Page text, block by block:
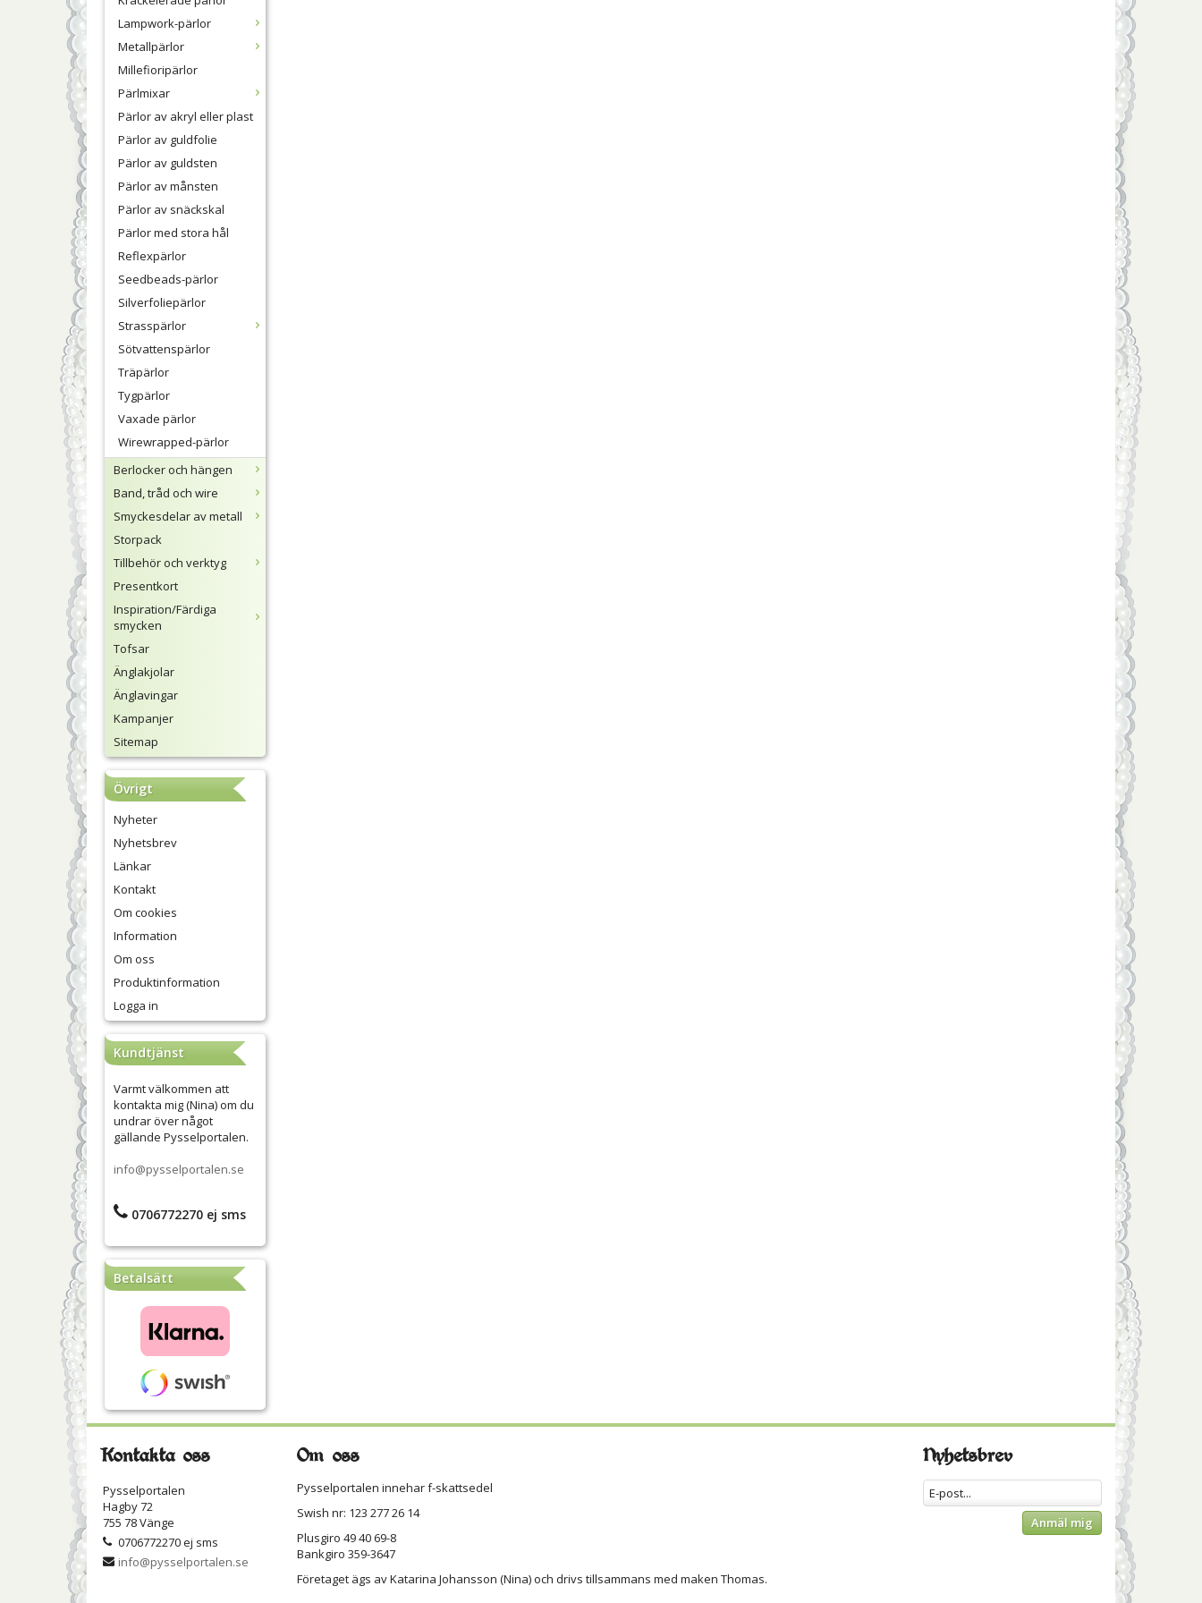
Lampwork-pärlor
Metallpärlor
Millefioripärlor
Pärlmixar
Pärlor av akryl eller plast
Pärlor av guldfolie
Pärlor av guldsten
Pärlor av månsten
Pärlor av snäckskal
Pärlor med stora hål
Reflexpärlor
Seedbeads-pärlor
Silverfoliepärlor
Strasspärlor
Sötvattenspärlor
Träpärlor
Tygpärlor
Vaxade pärlor
Wirewrapped-pärlor
Berlocker och hängen
Band, tråd och wire
Smyckesdelar av metall
Storpack
Tillbehör och verktyg
Presentkort
Inspiration/Färdiga
smycken
Tofsar
Änglakjolar
Änglavingar
Kampanjer
Sitemap
Övrigt
Nyheter
Nyhetsbrev
Länkar
Kontakt
Om cookies
Information
Om oss
Produktinformation
Logga in
Kundtjänst
Varmt välkommen att
kontakta mig (Nina) om du
undrar över något
gällande Pysselportalen.
info@pysselportalen.se
0706772270 ej sms
Betalsätt
Kontakta oss
Pysselportalen
Hagby 72
755 78 Vänge
0706772270 ej sms
info@pysselportalen.se
Nyhetsbrev
Anmäl mig
Om oss
Pysselportalen innehar f-skattsedel
Swish nr: 123 277 26 14
Plusgiro 49 40 69-8
Bankgiro 359-3647
Företaget ägs av Katarina Johansson (Nina) och drivs tillsammans med maken Thomas.